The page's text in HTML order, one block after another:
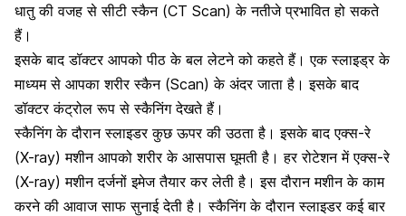
धातु की वजह से सीटी स्कैन (CT Scan) के नतीजे प्रभावित हो सकते
हैं।
इसके बाद डॉक्टर आपको पीठ के बल लेटने को कहते हैं। एक स्लाइड्र के
माध्यम से आपका शरीर स्कैन (Scan) के अंदर जाता है। इसके बाद
डॉक्टर कंट्रोल रूप से स्कैनिंग देखते हैं।
स्कैनिंग के दौरान स्लाइडर कुछ ऊपर की उठता है। इसके बाद एक्स-रे
(X-ray) मशीन आपको शरीर के आसपास घूमती है। हर रोटेशन में एक्स-रे
(X-ray) मशीन दर्जनों इमेज तैयार कर लेती है। इस दौरान मशीन के काम
करने की आवाज साफ सुनाई देती है। स्कैनिंग के दौरान स्लाइडर कई बार